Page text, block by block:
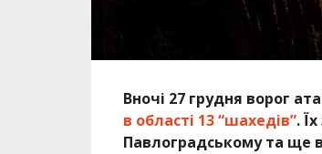
Вночі 27 грудня ворог
в області 13 “шахедів”.
Павлоградському та ще